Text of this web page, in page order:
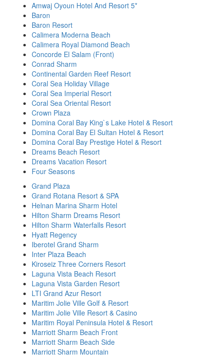
Amwaj Oyoun Hotel And Resort 5*
Baron
Baron Resort
Calimera Moderna Beach
Calimera Royal Diamond Beach
Concorde El Salam (Front)
Conrad Sharm
Continental Garden Reef Resort
Coral Sea Holiday Village
Coral Sea Imperial Resort
Coral Sea Oriental Resort
Crown Plaza
Domina Coral Bay King`s Lake Hotel & Resort
Domina Coral Bay El Sultan Hotel & Resort
Domina Coral Bay Prestige Hotel & Resort
Dreams Beach Resort
Dreams Vacation Resort
Four Seasons
Grand Plaza
Grand Rotana Resort & SPA
Helnan Marina Sharm Hotel
Hilton Sharm Dreams Resort
Hilton Sharm Waterfalls Resort
Hyatt Regency
Iberotel Grand Sharm
Inter Plaza Beach
Kiroseiz Three Corners Resort
Laguna Vista Beach Resort
Laguna Vista Garden Resort
LTI Grand Azur Resort
Maritim Jolie Ville Golf & Resort
Maritim Jolie Ville Resort & Casino
Maritim Royal Peninsula Hotel & Resort
Marriott Sharm Beach Front
Marriott Sharm Beach Side
Marriott Sharm Mountain